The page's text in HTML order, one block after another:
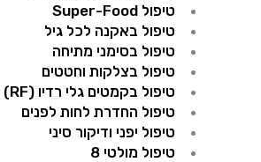
טיפול Super-Food
טיפול באקנה לכל גיל
טיפול בסימני מתיחה
טיפול בצלקות וחטטים
טיפול בקמטים גלי רדיו (RF)
טיפול החדרת לחות לפנים
טיפול יפני ודיקור סיני
טיפול מולטי 8